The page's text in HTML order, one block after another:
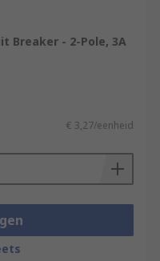
Breaker - 2-Pole, 3A
€ 3,27/eenheid